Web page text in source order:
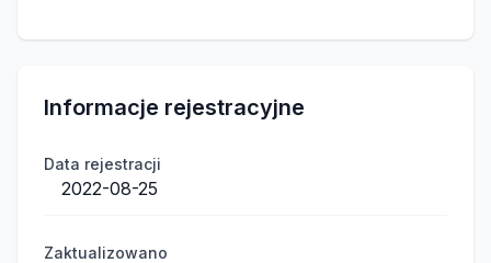
Informacje rejestracyjne
Data rejestracji
2022-08-25
Zaktualizowano